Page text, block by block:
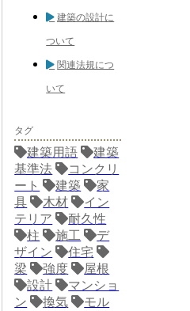
建築の設計に
ついて
関連法規につ
いて
タグ
建築用語
建築
基準法
コンクリ
ート
建築
家
具
木材
イン
テリア
耐久性
柱
施工
デ
ザイン
住宅
梁
強度
屋根
設計
マンショ
ン
換気
モル